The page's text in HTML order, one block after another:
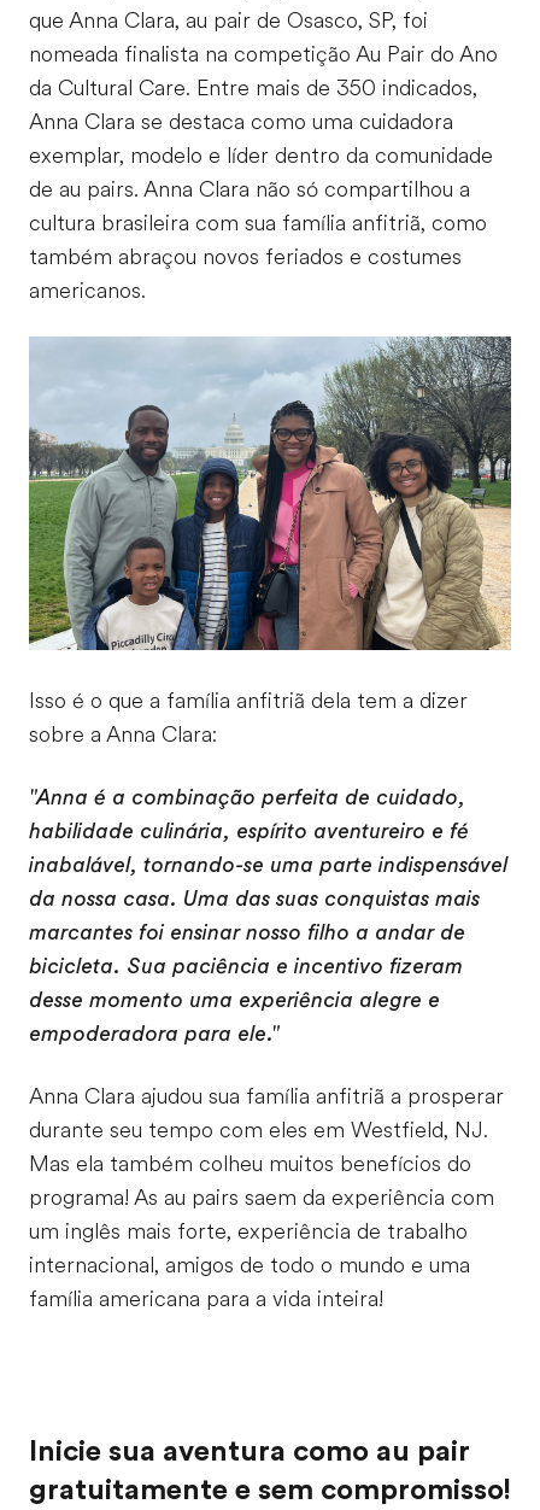
que Anna Clara, au pair de Osasco, SP, foi
nomeada finalista na competição Au Pair do Ano
da Cultural Care. Entre mais de 350 indicados,
Anna Clara se destaca como uma cuidadora
exemplar, modelo e líder dentro da comunidade
de au pairs. Anna Clara não só compartilhou a
cultura brasileira com sua família anfitriã, como
também abraçou novos feriados e costumes
americanos.
Isso é o que a família anfitriã dela tem a dizer
sobre a Anna Clara:
"Anna é a combinação perfeita de cuidado,
habilidade culinária, espírito aventureiro e fé
inabalável, tornando-se uma parte indispensável
da nossa casa. Uma das suas conquistas mais
marcantes foi ensinar nosso filho a andar de
bicicleta. Sua paciência e incentivo fizeram
desse momento uma experiência alegre e
empoderadora para ele."
Anna Clara ajudou sua família anfitriã a prosperar
durante seu tempo com eles em Westfield, NJ.
Mas ela também colheu muitos benefícios do
programa! As au pairs saem da experiência com
um inglês mais forte, experiência de trabalho
internacional, amigos de todo o mundo e uma
família americana para a vida inteira!
Inicie sua aventura como au pair
gratuitamente e sem compromisso!